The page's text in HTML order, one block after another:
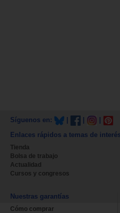
Síguenos en:
Enlaces rápidos a temas de interés
Tienda
Bolsa de trabajo
Actualidad
Cursos y congresos
Nuestras garantías
Cómo comprar